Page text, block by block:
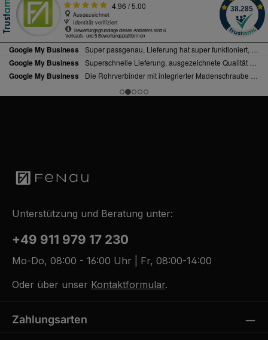
Unterstützung und Beratung unter:
+49 911 979 17 230
Mo-Do, 08:00 - 16:00 Uhr | Fr, 08:00-14:00
Oder über unser Kontaktformular.
Zahlungsarten